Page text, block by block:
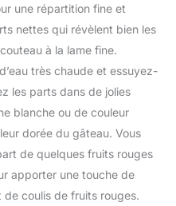
pour battre les
d'œufs et la
La fonction
rendre le goût du
et du beurre plus
et ferme, et la
planétaire peut
envoyée plus
à 360
【Tête Inclinable
D'apparence】
une répartition fine et
nettes qui révèlent bien les
à la lame fine.
très chaude et essuyez-
les parts dans de jolies
blanche ou de couleur
dorée du gâteau. Vous
de quelques fruits rouges
apporter une touche de
de coulis de fruits rouges.